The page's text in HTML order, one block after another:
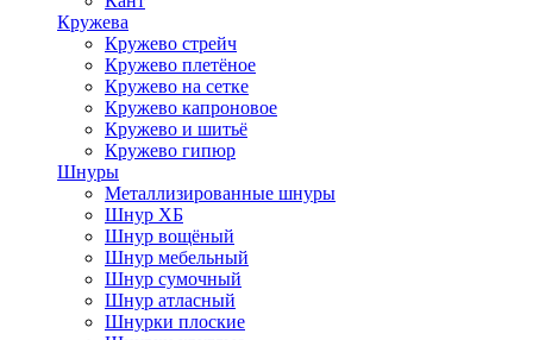
Кружева
Кружево стрейч
Кружево плетёное
Кружево на сетке
Кружево капроновое
Кружево и шитьё
Кружево гипюр
Шнуры
Металлизированные шнуры
Шнур ХБ
Шнур вощёный
Шнур мебельный
Шнур сумочный
Шнур атласный
Шнурки плоские